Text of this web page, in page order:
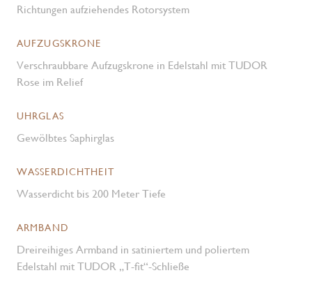
Richtungen aufziehendes Rotorsystem
AUFZUGSKRONE
Verschraubbare Aufzugskrone in Edelstahl mit TUDOR
Rose im Relief
UHRGLAS
Gewölbtes Saphirglas
WASSERDICHTHEIT
Wasserdicht bis 200 Meter Tiefe
ARMBAND
Dreireihiges Armband in satiniertem und poliertem
Edelstahl mit TUDOR „T-fit“-Schließe